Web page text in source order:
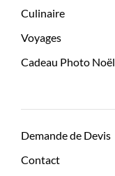
Culinaire
Voyages
Cadeau Photo Noël
Demande de Devis
Contact